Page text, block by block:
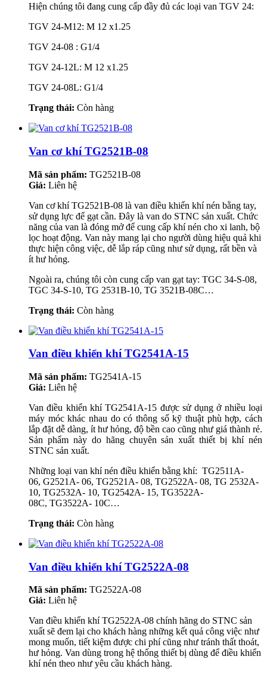
Hiện chúng tôi đang cung cấp đầy đủ các loại van TGV 24:
TGV 24-M12: M 12 x1.25
TGV 24-08 : G1/4
TGV 24-12L: M 12 x1.25
TGV 24-08L: G1/4
Trạng thái: Còn hàng
Van cơ khí TG2521B-08
Mã sản phẩm: TG2521B-08
Giá: Liên hệ
Van cơ khí TG2521B-08 là van điều khiển khí nén bằng tay,
sử dụng lực để gạt cần. Đây là van do STNC sản xuất. Chức
năng của van là đóng mở để cung cấp khí nén cho xi lanh, bộ
lọc hoạt động. Van này mang lại cho người dùng hiệu quả khi
thực hiện công việc, dễ lắp ráp cũng như sử dụng, rất bền và
ít hư hỏng.
Ngoài ra, chúng tôi còn cung cấp van gạt tay: TGC 34-S-08,
TGC 34-S-10, TG 2531B-10, TG 3521B-08C…
Trạng thái: Còn hàng
Van điều khiển khí TG2541A-15
Mã sản phẩm: TG2541A-15
Giá: Liên hệ
Van điều khiển khí TG2541A-15 được sử dụng ở nhiều loại
máy móc khác nhau do có thông số kỹ thuật phù hợp, cách
lắp đặt dễ dàng, ít hư hỏng, độ bền cao cũng như giá thành rẻ.
Sản phẩm này do hãng chuyên sản xuất thiết bị khí nén
STNC sản xuất.
Những loại van khí nén điều khiển bằng khí: TG2511A-
06, G2521A- 06, TG2521A- 08, TG2522A- 08, TG 2532A-
10, TG2532A- 10, TG2542A- 15, TG3522A-
08C, TG3522A- 10C…
Trạng thái: Còn hàng
Van điều khiển khí TG2522A-08
Mã sản phẩm: TG2522A-08
Giá: Liên hệ
Van điều khiển khí TG2522A-08 chính hãng do STNC sản
xuất sẽ đem lại cho khách hàng những kết quả công việc như
mong muốn, tiết kiệm được chi phí cũng như tránh thất thoát,
hư hỏng. Van dùng trong hệ thống thiết bị dùng để điều khiển
khí nén theo như yêu cầu khách hàng.